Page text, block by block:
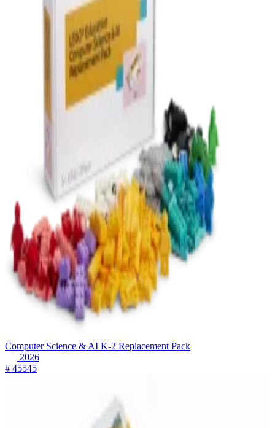
Computer Science & AI K-2 Replacement Pack
2026
# 45545